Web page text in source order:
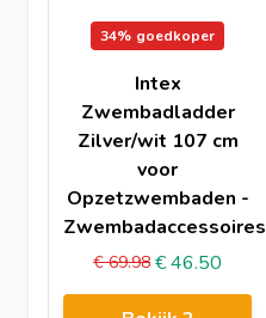
34% goedkoper
Intex
Zwembadladder
Zilver/wit 107 cm
voor
Opzetzwembaden -
Zwembadaccessoires
€ 69.98 € 46.50